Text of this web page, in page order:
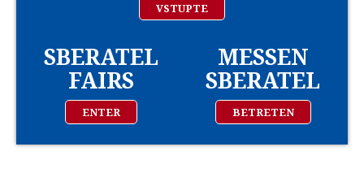
VSTUPTE
SBERATEL
FAIRS
ENTER
MESSEN
SBERATEL
BETRETEN